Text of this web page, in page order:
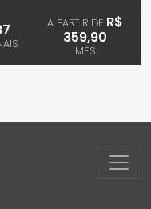
A PARTIR DE R$
359,90
MÊS